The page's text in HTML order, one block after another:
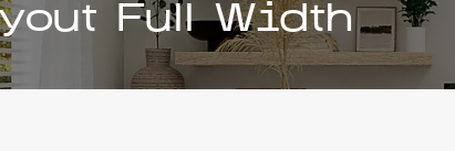
Full Width